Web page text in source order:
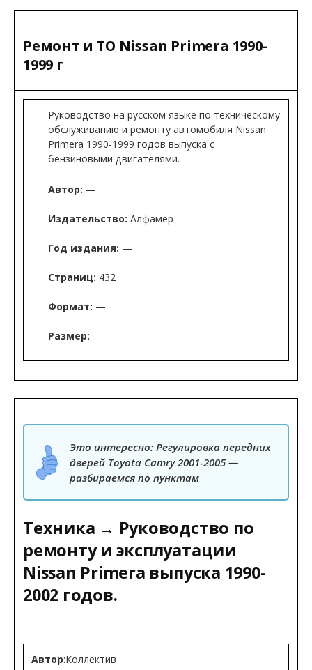
Ремонт и ТО Nissan Primera 1990-
1999 г
Руководство на русском языке по техническому
обслуживанию и ремонту автомобиля Nissan
Primera 1990-1999 годов выпуска с
бензиновыми двигателями.
Автор: —
Издательство: Алфамер
Год издания: —
Страниц: 432
Формат: —
Размер: —
Это интересно: Регулировка передних
дверей Toyota Camry 2001-2005 —
разбираемся по пунктам
Техника → Руководство по
ремонту и эксплуатации
Nissan Primera выпуска 1990-
2002 годов.
Автор:Коллектив